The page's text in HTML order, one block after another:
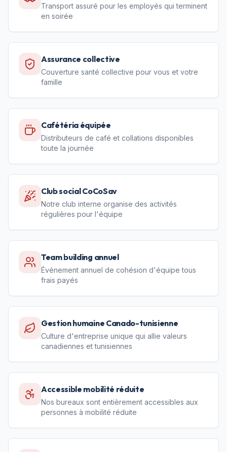
Transport assuré pour les employés qui terminent
en soirée
Assurance collective
Couverture santé collective pour vous et votre
famille
Cafétéria équipée
Distributeurs de café et collations disponibles
toute la journée
Club social CoCoSav
Notre club interne organise des activités
régulières pour l'équipe
Team building annuel
Événement annuel de cohésion d'équipe tous
frais payés
Gestion humaine Canado-tunisienne
Culture d'entreprise unique qui allie valeurs
canadiennes et tunisiennes
Accessible mobilité réduite
Nos bureaux sont entièrement accessibles aux
personnes à mobilité réduite